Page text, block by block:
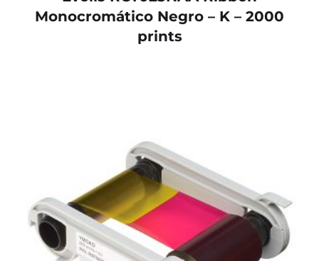
Monocromático Negro – K – 2000
prints